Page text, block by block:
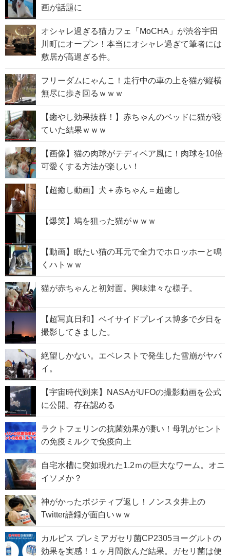
画が話題に
オシャレ過ぎる猫カフェ「MoCHA」が渋谷宇田
川町にオープン！本当にオシャレ過ぎて筆者には
敷居が高過ぎる件。
フリーダムにゃんこ！走行中の車の上を猫が縦横
無尽に歩き回るｗｗｗ
【癒やし効果抜群！】赤ちゃんのベッドに猫が寝
ていた結果ｗｗｗ
【画像】猫の肉球がテディベア風に！肉球を10倍
可愛くする方法が楽しい！
【超癒し動画】犬＋赤ちゃん＝超癒し
【爆笑】鳩を狙った猫がｗｗｗ
【動画】眠たい猫の耳元で全力でホロッホーと鳴
くハトｗｗ
猫が赤ちゃんと初対面。興味津々な様子。
【超写真日和】ベイサイドプレイス博多で夕日を
撮影してきました。
絶望しかない。エベレストで発生した雪崩がヤバ
イ。
【宇宙時代到来】NASAがUFOの撮影動画を公式
に公開。存在認める
ラクトフェリンの抗菌効果が凄い！母乳がヒント
の免疫ミルクで免疫向上
自宅水槽に突如現れた1.2ｍの巨大なワーム。オニ
イソメか？
神がかったポジティブ返し！ノンスタ井上の
Twitter語録が面白いｗｗ
カルピス プレミアガセリ菌CP2305ヨーグルトの
効果を実感！１ヶ月間飲んだ結果。ガセリ菌は便